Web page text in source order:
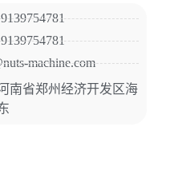
machine.com
南省郑州经济开发区海